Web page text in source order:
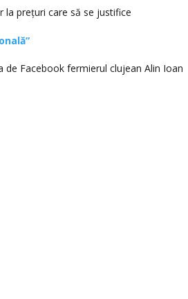
la prețuri care să se justifice
de Facebook fermierul clujean Alin Ioan